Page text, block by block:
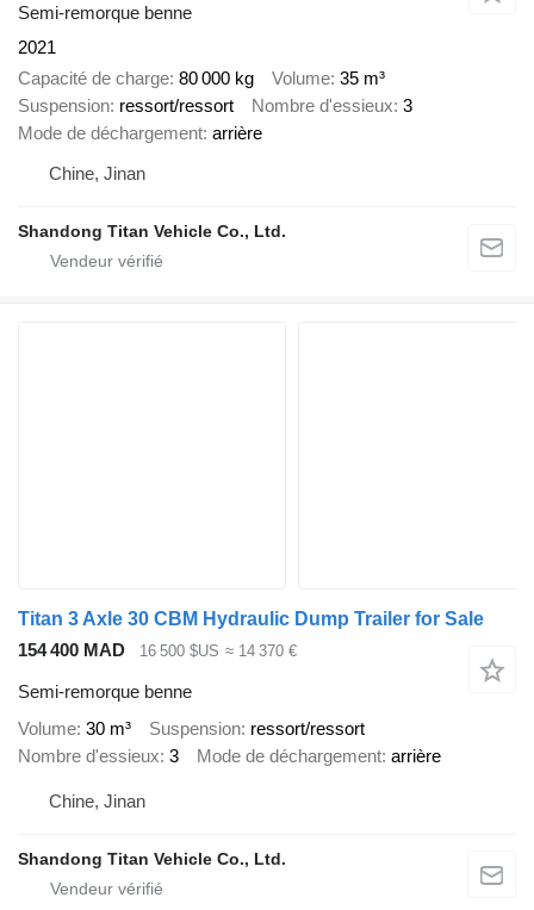
Semi-remorque benne
2021
Capacité de charge 80 000 kg Volume 35 m³
Suspension ressort/ressort Nombre d'essieux 3
Mode de déchargement arrière
Chine, Jinan
Shandong Titan Vehicle Co., Ltd.
Titan 3 Axle 30 CBM Hydraulic Dump Trailer for Sale
154 400 MAD
16 500 $US ≈ 14 370 €
Semi-remorque benne
Volume 30 m³ Suspension ressort/ressort
Nombre d'essieux 3 Mode de déchargement arrière
Chine, Jinan
Shandong Titan Vehicle Co., Ltd.